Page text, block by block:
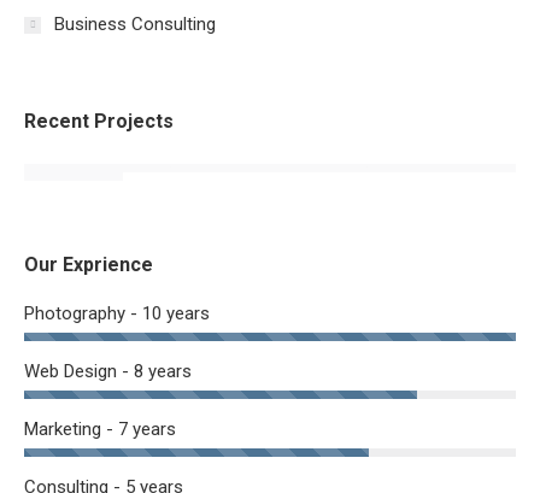
Business Consulting
Recent Projects
Our Exprience
Photography - 10 years
Web Design - 8 years
Marketing - 7 years
Consulting - 5 years